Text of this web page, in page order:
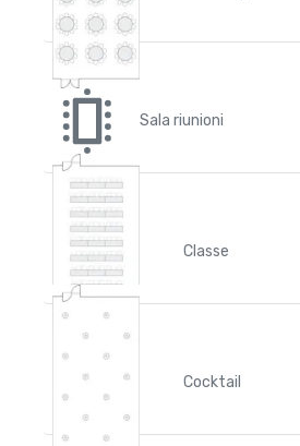
Sala riunioni
Classe
Cocktail